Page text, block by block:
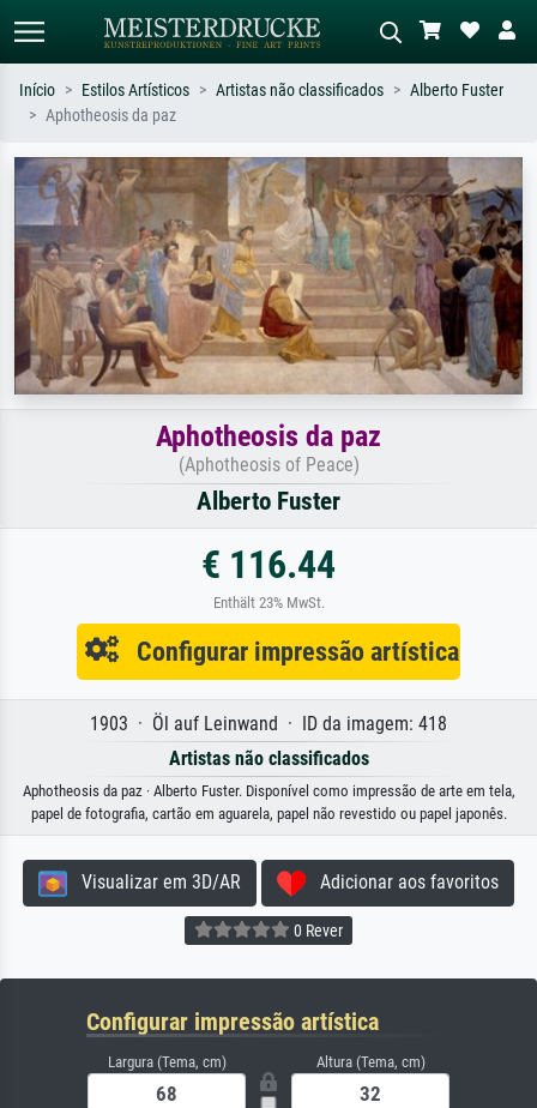
Pesquise por artista, título ou estilo –
ex: Monet, Noite Estrelada,
impressionismo, onda de Hokusai, nu.
Descreva a cena – ex: prado verde,
abstrato com muito vermelho, pintura
a óleo escura, nu em pé ao lado de
uma árvore.
Início Estilos Artísticos Artistas não classificados
Alberto Fuster
Aphotheosis da paz
Aphotheosis da paz
(Aphotheosis of Peace)
Alberto Fuster
€ 116.44
Enthält 23% MwSt.
Configurar impressão artística
1903 · Öl auf Leinwand · ID da imagem: 418
Artistas não classificados
Aphotheosis da paz · Alberto Fuster. Disponível como impressão de arte em tela,
papel de fotografia, cartão em aguarela, papel não revestido ou papel japonês.
Visualizar em 3D/AR Adicionar aos favoritos
0 Rever
Configurar impressão artística
Largura (Tema, cm) Altura (Tema, cm)